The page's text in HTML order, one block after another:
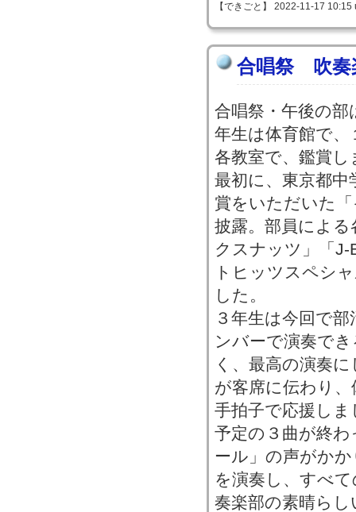
【できごと】 2022-11-17
合唱祭 吹
合唱祭・午後の部
年生は体育館で
各教室で、鑑賞し
最初に、東京都
賞をいただいた
披露。部員によ
クスナッツ」「J-
トヒッツスペシ
した。
３年生は今回で
ンバーで演奏で
く、最高の演奏
が客席に伝わり
手拍子で応援しま
予定の３曲が終
ール」の声がか
を演奏し、すべ
奏楽部の素晴ら